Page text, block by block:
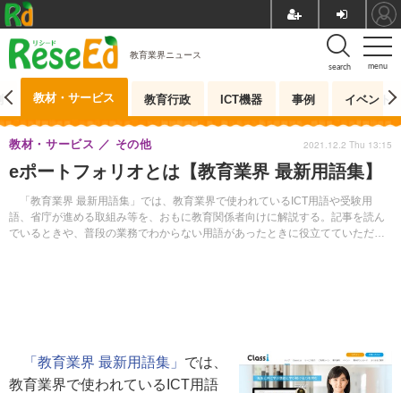
menu
search
教育業界ニュース
教材・サービス 教育行政 ICT機器 事例 イベント
eポートフォリオとは【教育業界 最新用語集】
「教育業界 最新用語集」では、教育業界で使われているICT用語や受験用
語、省庁が進める取組み等を、おもに教育関係者向けに解説する。記事を読ん
でいるときや、普段の業務でわからない用語があったときに役立てていただき
教材・サービス その他 2021.12.2 Thu 13:15
「教育業界 最新用語集」 では、
教育業界で使われているICT用語